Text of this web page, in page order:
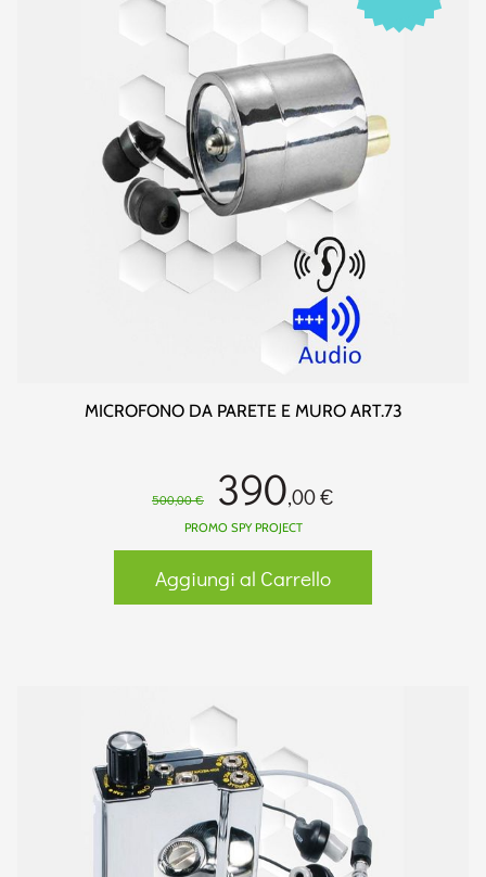
MICROFONO DA PARETE E MURO ART.73
500,00 € 390,00 €
PROMO SPY PROJECT
Aggiungi al Carrello